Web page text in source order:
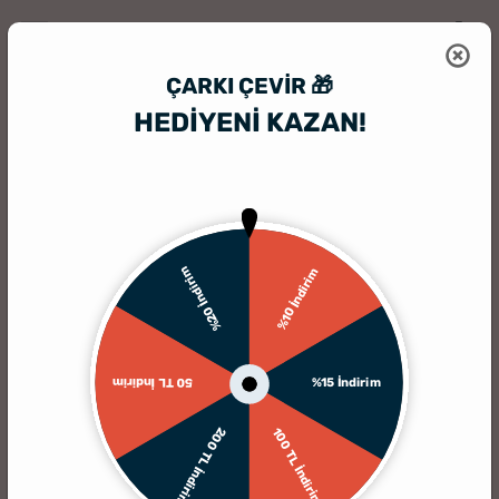
ÇARKI ÇEVIR 🎁
HEDİYENİ KAZAN!
%10 İndirim
%15 İndirim
100 TL İndirim
200 TL İndirim
50 TL İndirim
%20 İndirim